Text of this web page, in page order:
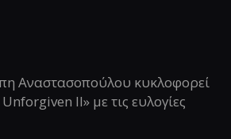
Αναστασοπούλου κυκλοφορεί
II» με τις ευλογίες